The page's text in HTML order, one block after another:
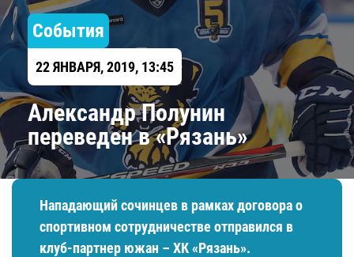
События
22 ЯНВАРЯ, 2019, 13:45
Александр Полунин
переведен в «Рязань»
Нападающий сочинцев в рамках договора о
спортивном сотрудничестве отправился в
клуб-партнер южан – ХК «Рязань».